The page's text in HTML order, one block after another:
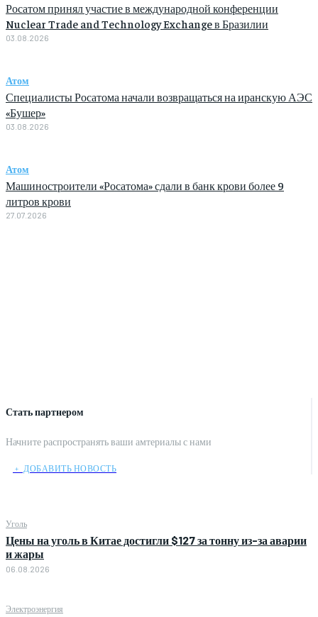
Стать партнером
Начните распространять ваши амтериалы с нами
﹢ ДОБАВИТЬ НОВОСТЬ
Уголь
Цены на уголь в Китае достигли $127 за тонну из-за аварии
и жары
06.08.2026
Электроэнергия
Росатом принял участие в международной конференции
Nuclear Trade and Technology Exchange в Бразилии
03.08.2026
Атом
Специалисты Росатома начали возвращаться на иранскую АЭС
«Бушер»
03.08.2026
Атом
Машиностроители «Росатома» сдали в банк крови более 9
литров крови
27.07.2026